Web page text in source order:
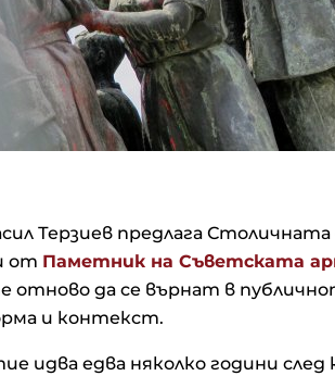
Терзиев предлага
от Паметник на Съветската
отново да се върнат в
и контекст.
идва едва няколко години